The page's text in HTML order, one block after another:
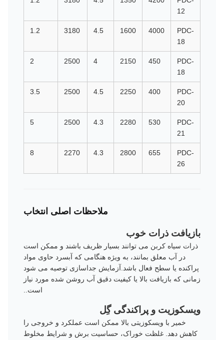
12
PDC-
18
4000
1600
4.5
3180
1.2
PDC-
18
450
2150
4
2500
2
PDC-
20
400
2250
4.5
2500
3.5
PDC-
21
530
2280
4.3
2500
5
PDC-
26
655
2800
4.3
2270
8
ملاحظات اصلی انتخاب
بازیافت ذرات خوب
ذرات سیاه کربن می توانند بسیار ظریف باشند و ممکن است
در آب معلق بمانند، به ویژه هنگامی که آبسرد حاوی مواد
پراکنده یا سطح فعال باشد.آزمایش جداسازی توصیه می شود
زمانی که بازیافت بالا یا کیفیت دقیق آب روشن شده مورد نیاز
است..
ویسکوزیت و پراکندگی گِل
خمیر با ویسکوزیتی بالا ممکن است عملکرد و خروجی را
کاهش دهد. غلظت خوراک، حساسیت برش و شرایط مخلوط